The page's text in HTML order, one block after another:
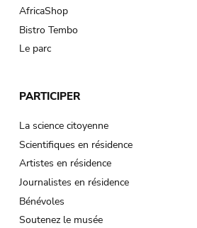
AfricaShop
Bistro Tembo
Le parc
PARTICIPER
La science citoyenne
Scientifiques en résidence
Artistes en résidence
Journalistes en résidence
Bénévoles
Soutenez le musée